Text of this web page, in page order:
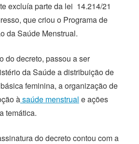
excluía parte da lei 14.214/21
que criou o Programa de
da Saúde Menstrual.
do decreto, passou a ser
da Saúde a distribuição de
feminina, a organização de
àsaúde menstrual e ações
temática.
do decreto contou com a